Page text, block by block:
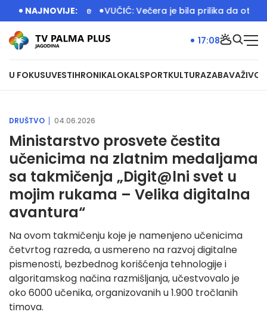
NAJNOVIJE:
dečije igralište VUČIĆ: Večera je bila prilika da
U FOKUSUVESTIHRONIKALOKALSPORTKULTURAZABAVAŽIVOT
17:08
DRUŠTVO 04.06.2026
Ministarstvo prosvete čestita
učenicima na zlatnim medaljama
sa takmičenja „Digit@lni svet u
mojim rukama – Velika digitalna
avantura“
Na ovom takmičenju koje je namenjeno učenicima
četvrtog razreda, a usmereno na razvoj digitalne
pismenosti, bezbednog korišćenja tehnologije i
algoritamskog načina razmišljanja, učestvovalo je
oko 6000 učenika, organizovanih u 1.900 tročlanih
timova.